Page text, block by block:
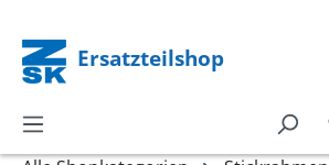
Ersatzteilshop